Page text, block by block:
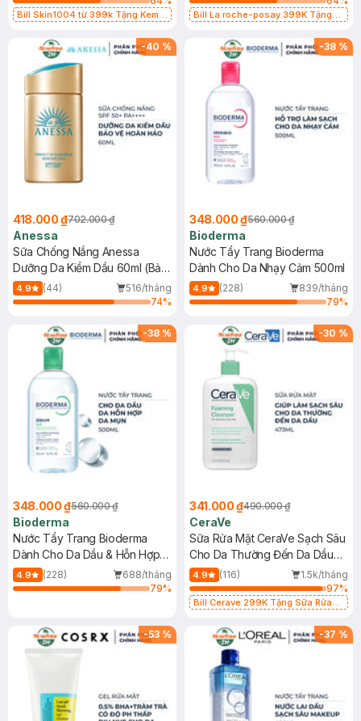
Bill Skin1004 từ 399k Tặng Kem
SPF 50+ 20ml (SL Có Hạn)
Bill La roche-posay 399K Tặng
(SL có hạn)
-40 %
418.000 ₫702.000 ₫
Anessa
Sữa Chống Nắng Anessa
Dưỡng Da Kiềm Dầu 60ml (Bản
Mới)
4.9 (44)
516/tháng
74%
-38 %
348.000 ₫560.000 ₫
Bioderma
Nước Tẩy Trang Bioderma
Dành Cho Da Nhạy Cảm 500ml
4.9 (228)
839/tháng
79%
-38 %
348.000 ₫560.000 ₫
Bioderma
Nước Tẩy Trang Bioderma
Dành Cho Da Dầu & Hỗn Hợp
500ml
4.9 (228)
688/tháng
79%
-30 %
341.000 ₫490.000 ₫
CeraVe
Sữa Rửa Mặt CeraVe Sạch Sâu
Cho Da Thường Đến Da Dầu
473ml
4.9 (116)
1.5k/tháng
97%
Bill Cerave 299K Tặng Sữa Rửa
-53 % -37 %